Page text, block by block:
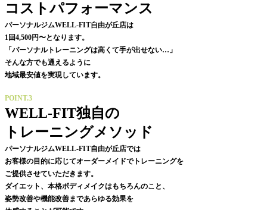
コストパフォーマンス
パーソナルジムWELL-FIT自由が丘店は
1回4,500円〜となります。
「パーソナルトレーニングは高くて手が出せない…」
そんな方でも通えるように
地域最安値を実現しています。
POINT.3
WELL-FIT独自の
トレーニングメソッド
パーソナルジムWELL-FIT自由が丘店では
お客様の目的に応じてオーダーメイドでトレーニングを
ご提供させていただきます。
ダイエット、本格ボディメイクはもちろんのこと、
姿勢改善や機能改善まであらゆる効果を